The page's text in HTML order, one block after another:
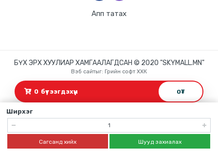
Ширхэг
Сагсанд хийх Шууд захиалах
Апп татах
БҮХ ЭРХ ХУУЛИАР ХАМГААЛАГДСАН © 2020 "SKYMALL.MN"
Вэб сайтыг: Грийн софт ХХК
Дуудлагын төв
0 бүтээгдэхүүн 0₮